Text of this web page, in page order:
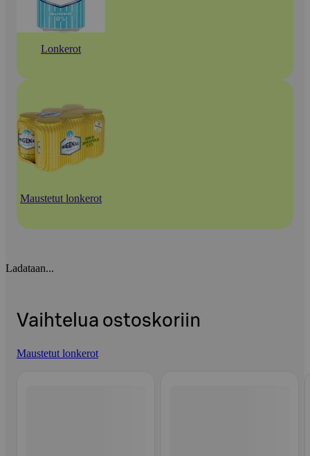
Lonkerot
Maustetut lonkerot
Ladataan...
Vaihtelua ostoskoriin
Maustetut lonkerot